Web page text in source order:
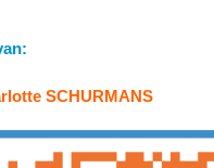
SCHURMANS